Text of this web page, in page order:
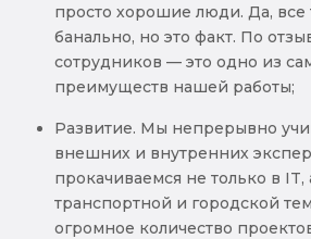
просто хорошие люди. Да, все
банально, но это факт. По
сотрудников — это одно из
преимуществ нашей работы;
Развитие. Мы непрерывно
внешних и внутренних
прокачиваемся не только в IT,
транспортной и городской
огромное количество